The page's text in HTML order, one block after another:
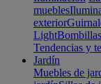
muebles
exterior
LightBombillas
Tendencias y
Jardín
Muebles de